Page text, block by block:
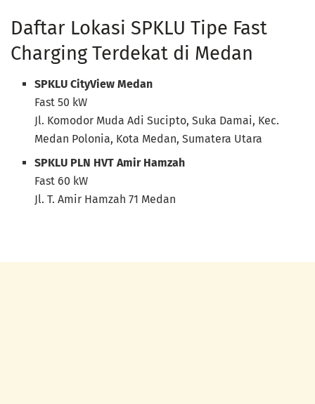
Daftar Lokasi SPKLU Tipe Fast
Charging Terdekat di Medan
SPKLU CityView Medan
Fast 50 kW
Jl. Komodor Muda Adi Sucipto, Suka Damai, Kec.
Medan Polonia, Kota Medan, Sumatera Utara
SPKLU PLN HVT Amir Hamzah
Fast 60 kW
Jl. T. Amir Hamzah 71 Medan